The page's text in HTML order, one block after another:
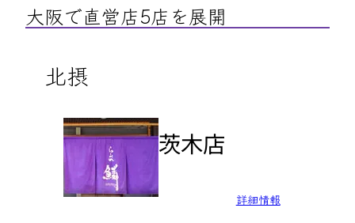
大阪で直営店5店を展開
北摂
茨木店
詳細情報